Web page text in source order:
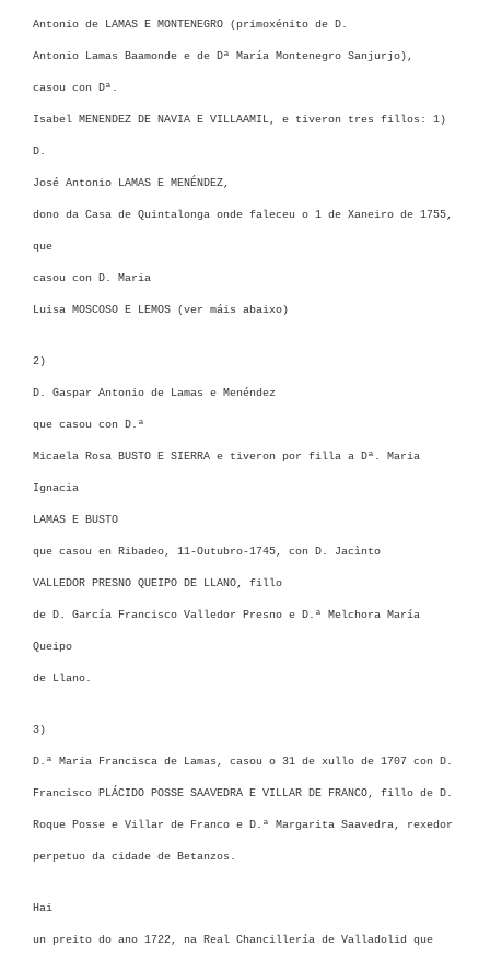
Antonio de LAMAS E MONTENEGRO (primoxénito de D.
Antonio Lamas Baamonde e de Dª María Montenegro Sanjurjo) ,
casou con Dª.
Isabel MENENDEZ DE NAVIA E VILLAAMIL, e tiveron tres fillos: 1)
D.
José Antonio LAMAS E MENÉNDEZ,
dono da Casa de Quintalonga onde faleceu o 1 de Xaneiro de 1755,
que
casou con D. Maria
Luisa MOSCOSO E LEMOS (ver máis abaixo)
2)
D. Gaspar Antonio de Lamas e Menéndez
que casou con D.ª
Micaela Rosa BUSTO E SIERRA e tiveron por filla a Dª. Maria
Ignacia
LAMAS E BUSTO
que casou en Ribadeo, 11-Outubro-1745, con D. Jacìnto
VALLEDOR PRESNO QUEIPO DE LLANO, fillo
de D. García Francisco Valledor Presno e D.ª Melchora María
Queipo
de Llano.
3)
D.ª Maria Francisca de Lamas, casou o 31 de xullo de 1707 con D.
Francisco PLÁCIDO POSSE SAAVEDRA E VILLAR DE FRANCO, fillo de D.
Roque Posse e Villar de Franco e D.ª Margarita Saavedra, rexedor
perpetuo da cidade de Betanzos.
Hai
un preito do ano 1722, na Real Chancillería de Valladolid que